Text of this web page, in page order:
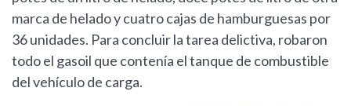
marca de helado y cuatro cajas de hamburguesas por
36 unidades. Para concluir la tarea delictiva, robaron
todo el gasoil que contenía el tanque de combustible
del vehículo de carga.